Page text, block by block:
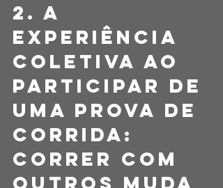
2. A
experiência
coletiva ao
participar de
uma prova de
corrida:
correr com